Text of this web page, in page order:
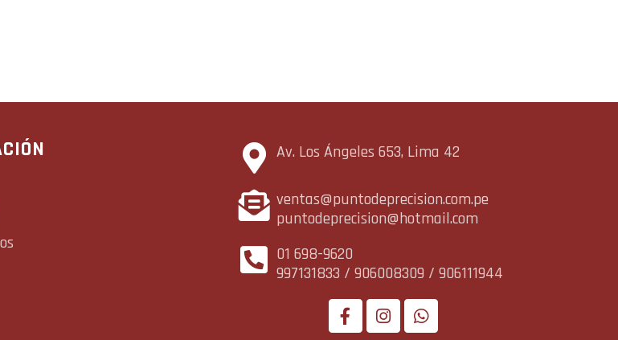
Av. Los Ángeles 653, Lima 42
ventas@puntodeprecision.com.pe
puntodeprecision@hotmail.com
01 698-9620
997131833 / 906008309 / 906111944